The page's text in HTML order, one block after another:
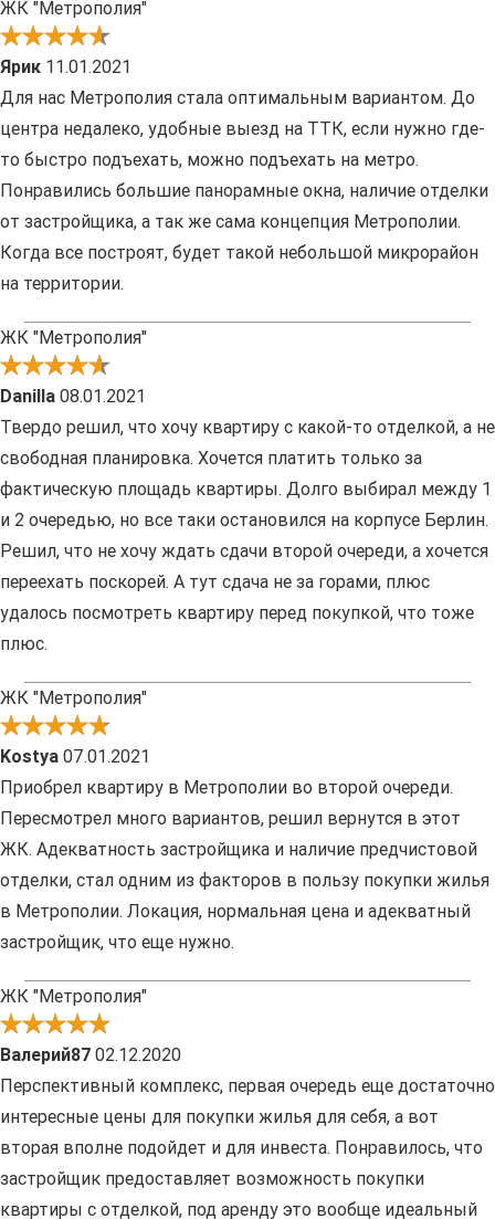
ЖК "Метрополия"
Ярик 11.01.2021
Для нас Метрополия стала оптимальным вариантом. До
центра недалеко, удобные выезд на ТТК, если нужно где-
то быстро подъехать, можно подъехать на метро.
Понравились большие панорамные окна, наличие отделки
от застройщика, а так же сама концепция Метрополии.
Когда все построят, будет такой небольшой микрорайон
на территории.
ЖК "Метрополия"
Danilla 08.01.2021
Твердо решил, что хочу квартиру с какой-то отделкой, а не
свободная планировка. Хочется платить только за
фактическую площадь квартиры. Долго выбирал между 1
и 2 очередью, но все таки остановился на корпусе Берлин.
Решил, что не хочу ждать сдачи второй очереди, а хочется
переехать поскорей. А тут сдача не за горами, плюс
удалось посмотреть квартиру перед покупкой, что тоже
плюс.
ЖК "Метрополия"
Kostya 07.01.2021
Приобрел квартиру в Метрополии во второй очереди.
Пересмотрел много вариантов, решил вернутся в этот
ЖК. Адекватность застройщика и наличие предчистовой
отделки, стал одним из факторов в пользу покупки жилья
в Метрополии. Локация, нормальная цена и адекватный
застройщик, что еще нужно.
ЖК "Метрополия"
Валерий87 02.12.2020
Перспективный комплекс, первая очередь еще достаточно
интересные цены для покупки жилья для себя, а вот
вторая вполне подойдет и для инвеста. Понравилось, что
застройщик предоставляет возможность покупки
квартиры с отделкой, под аренду это вообще идеальный